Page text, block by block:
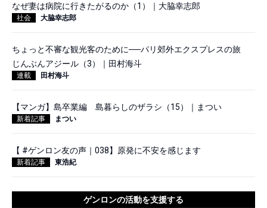
なぜ妻は病院に行きたがるのか（1）｜大脇幸志郎
社会 大脇幸志郎
ちょっと不審な観光客のために──パリ郊外エクスプレスの旅
じんぶんアジール（3）｜田村海斗
連載 田村海斗
【マンガ】島卒業編 島暮らしのザラシ（15）｜まつい
新着記事 まつい
【 #ゲンロン友の声｜038】原発に不安を感じます
新着記事 東浩紀
ゲンロンの活動を支援する